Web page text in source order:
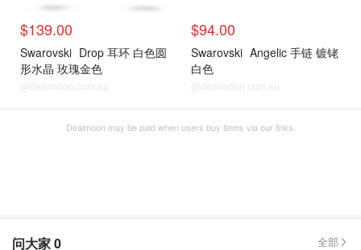
$139.00
Swarovski Drop 耳环 白色圆
形水晶 玫瑰金色
@dealmoon.com.au
$94.00
Swarovski Angelic 手链 镀铑
白色
@dealmoon.com.au
Dealmoon may be paid when users buy items via our links.
问大家0 全部